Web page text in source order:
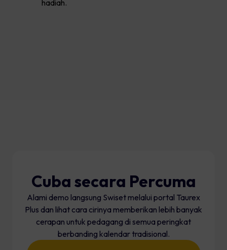
hadiah.
Cuba secara Percuma
Alami demo langsung Swiset melalui portal Taurex
Plus dan lihat cara cirinya memberikan lebih banyak
cerapan untuk pedagang di semua peringkat
berbanding kalendar tradisional.